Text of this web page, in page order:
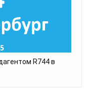
R744 в